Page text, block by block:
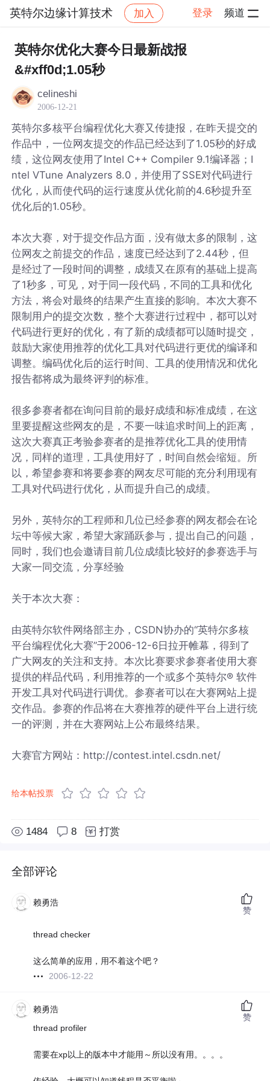
英特尔边缘计算技术 加入 登录 频道
社区 英特尔边缘计算技术 帖子详情
英特尔优化大赛今日最新战报
&#xff0d;1.05秒
celineshi
2006-12-21
英特尔多核平台编程优化大赛又传捷报，在昨天提交的
作品中，一位网友提交的作品已经达到了1.05秒的好成
绩，这位网友使用了Intel C++ Compiler 9.1编译器；I
ntel VTune Analyzers 8.0，并使用了SSE对代码进行
优化，从而使代码的运行速度从优化前的4.6秒提升至
优化后的1.05秒。
本次大赛，对于提交作品方面，没有做太多的限制，这
位网友之前提交的作品，速度已经达到了2.44秒，但
是经过了一段时间的调整，成绩又在原有的基础上提高
了1秒多，可见，对于同一段代码，不同的工具和优化
方法，将会对最终的结果产生直接的影响。本次大赛不
限制用户的提交次数，整个大赛进行过程中，都可以对
代码进行更好的优化，有了新的成绩都可以随时提交，
鼓励大家使用推荐的优化工具对代码进行更优的编译和
调整。编码优化后的运行时间、工具的使用情况和优化
报告都将成为最终评判的标准。
很多参赛者都在询问目前的最好成绩和标准成绩，在这
里要提醒这些网友的是，不要一味追求时间上的距离，
这次大赛真正考验参赛者的是推荐优化工具的使用情
况，同样的道理，工具使用好了，时间自然会缩短。所
以，希望参赛和将要参赛的网友尽可能的充分利用现有
工具对代码进行优化，从而提升自己的成绩。
另外，英特尔的工程师和几位已经参赛的网友都会在论
坛中等候大家，希望大家踊跃参与，提出自己的问题，
同时，我们也会邀请目前几位成绩比较好的参赛选手与
大家一同交流，分享经验
关于本次大赛：
由英特尔软件网络部主办，CSDN协办的“英特尔多核
平台编程优化大赛”于2006-12-6日拉开帷幕，得到了
广大网友的关注和支持。本次比赛要求参赛者使用大赛
提供的样品代码，利用推荐的一个或多个英特尔® 软件
开发工具对代码进行调优。参赛者可以在大赛网站上提
交作品。参赛的作品将在大赛推荐的硬件平台上进行统
一的评测，并在大赛网站上公布最终结果。
大赛官方网站：http://contest.intel.csdn.net/
给本帖投票
1484 8 打赏
全部评论
赖勇浩
thread checker
这么简单的应用，用不着这个吧？
2006-12-22
赞
赖勇浩
thread profiler
需要在xp以上的版本中才能用～所以没有用。。。。
赞